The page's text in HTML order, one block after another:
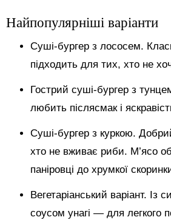
Найпопулярніші варіанти
Суші-бургер з лососем.
підходить для тих, хто не
Гострий суші-бургер з
любить післясмак і
Суші-бургер з куркою.
хто не вживає риби. М’ясо
паніровці до хрумкої
Вегетаріанський варіант. Із
соусом унагі — для легкого